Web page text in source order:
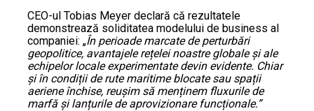
CEO-ul Tobias Meyer declară că rezultatele
demonstrează soliditatea modelului de business al
companiei: „În perioade marcate de perturbări
geopolitice, avantajele rețelei noastre globale și ale
echipelor locale experimentate devin evidente. Chiar
și în condiții de rute maritime blocate sau spații
aeriene închise, reușim să menținem fluxurile de
marfă și lanțurile de aprovizionare funcționale.”